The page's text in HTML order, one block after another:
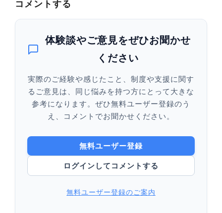
コメントする
体験談やご意見をぜひお聞かせ
ください
実際のご経験や感じたこと、制度や支援に関す
るご意見は、同じ悩みを持つ方にとって大きな
参考になります。ぜひ無料ユーザー登録のう
え、コメントでお聞かせください。
無料ユーザー登録
ログインしてコメントする
無料ユーザー登録のご案内